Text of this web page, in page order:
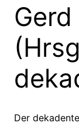
Der